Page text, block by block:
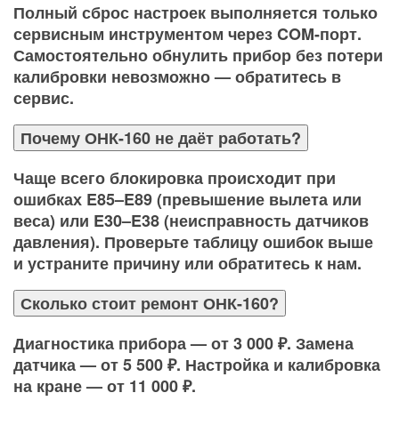
Полный сброс настроек выполняется только
сервисным инструментом через COM-порт.
Самостоятельно обнулить прибор без потери
калибровки невозможно — обратитесь в
сервис.
Почему ОНК-160 не даёт работать?
Чаще всего блокировка происходит при
ошибках E85–E89 (превышение вылета или
веса) или E30–E38 (неисправность датчиков
давления). Проверьте таблицу ошибок выше
и устраните причину или обратитесь к нам.
Сколько стоит ремонт ОНК-160?
Диагностика прибора — от 3 000 ₽. Замена
датчика — от 5 500 ₽. Настройка и калибровка
на кране — от 11 000 ₽.